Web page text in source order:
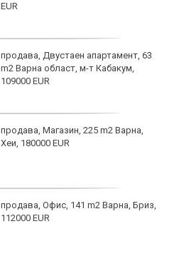
EUR
продава, Двустаен апартамент, 63
m2 Варна област, м-т Кабакум,
109000 EUR
продава, Магазин, 225 m2 Варна,
Хеи, 180000 EUR
продава, Офис, 141 m2 Варна, Бриз,
112000 EUR